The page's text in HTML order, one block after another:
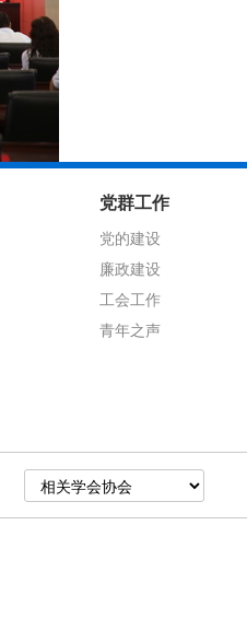
党群工作
党的建设
廉政建设
工会工作
青年之声